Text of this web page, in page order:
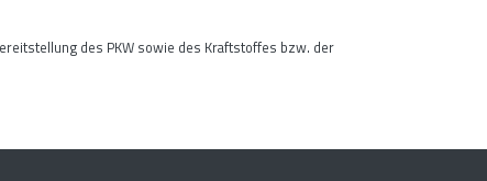
des PKW sowie des Kraftstoffes bzw. der